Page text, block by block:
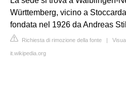
Württemberg, vicino a
fondata nel 1926 da Andreas
Richiesta di rimozione della fonte |
it.wikipedia.org